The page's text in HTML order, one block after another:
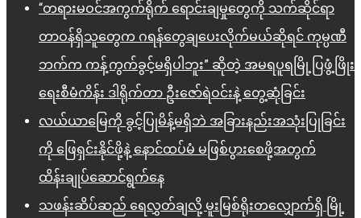
“တရားမဝင်အကွက်ရိုက် ရောင်းချမှုတွေကို သက်ဆိုင်ရာ
တာဝန်ရှိသူတွေက ဂရန်တွေချပေးလိုက်မယ်ဆိုရင် ကုမ္ပဏီ
ဘက်က ကန့်ကွက်ခွင့်မရှိပါဘူး” ဆိုတဲ့ အမရပူရမြို့ပြဖွံ့ဖြိုး
ရေးစီမံကိန်း ဒါရိုက်တာ ဦးဇော်ရဲဝင်းနဲ့ တွေ့ဆုံခြင်း
လယ်ယာမြေကို ခွင့်ပြုမိန့်မရှိဘဲ အခြားနည်းအသုံးပြုခြင်း
ကို ဖြေရှင်းနိုင်ဖို့နဲ့ နောင်ထပ်မံ မဖြစ်ပွားစေဖို့အတွက်
ထိန်းချုပ်ဆောင်ရွက်နေ
သဖန်းဆိပ်ဆည် ရေလွှတ်ချလို့ မူးမြစ်ရိုးတလျှောက်ရှိ မြို့